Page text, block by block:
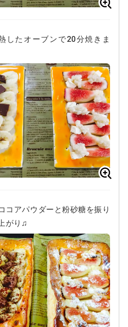
したオーブンで20分焼きま
コアパウダーと粉砂糖を振り
がり♫